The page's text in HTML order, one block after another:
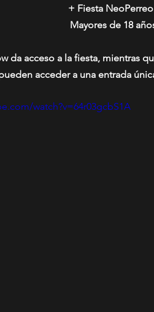
+ Fiesta NeoPerreo
Mayores de 18
da acceso a la fiesta, mientras
acceder a una entrada
watch?v=64r03gcbS1A